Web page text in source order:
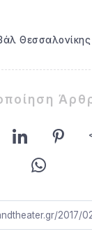
Θεσσαλονίκης